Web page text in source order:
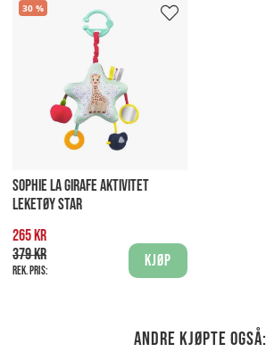
30
SOPHIE LA GIRAFE AKTIVITET
LEKETØY STAR
265 kr
379 kr
Rek. pris:
Kjøp
Andre kjøpte også: